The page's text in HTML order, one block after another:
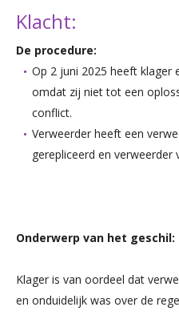
Klacht:
De procedure:
Op 2 juni 2025 heeft klager
omdat zij niet tot een
conflict.
Verweerder heeft een
gerepliceerd en verweerder
Onderwerp van het geschil:
Klager is van oordeel dat
en onduidelijk was over de